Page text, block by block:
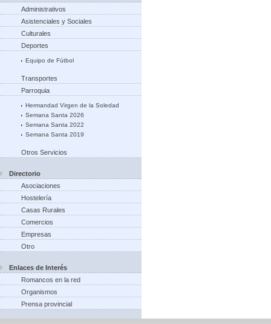
Administrativos
Asistenciales y Sociales
Culturales
Deportes
Equipo de Fútbol
Transportes
Parroquia
Hermandad Virgen de la Soledad
Semana Santa 2026
Semana Santa 2022
Semana Santa 2019
Otros Servicios
Directorio
Asociaciones
Hostelería
Casas Rurales
Comercios
Empresas
Otro
Enlaces de Interés
Romancos en la red
Organismos
Prensa provincial